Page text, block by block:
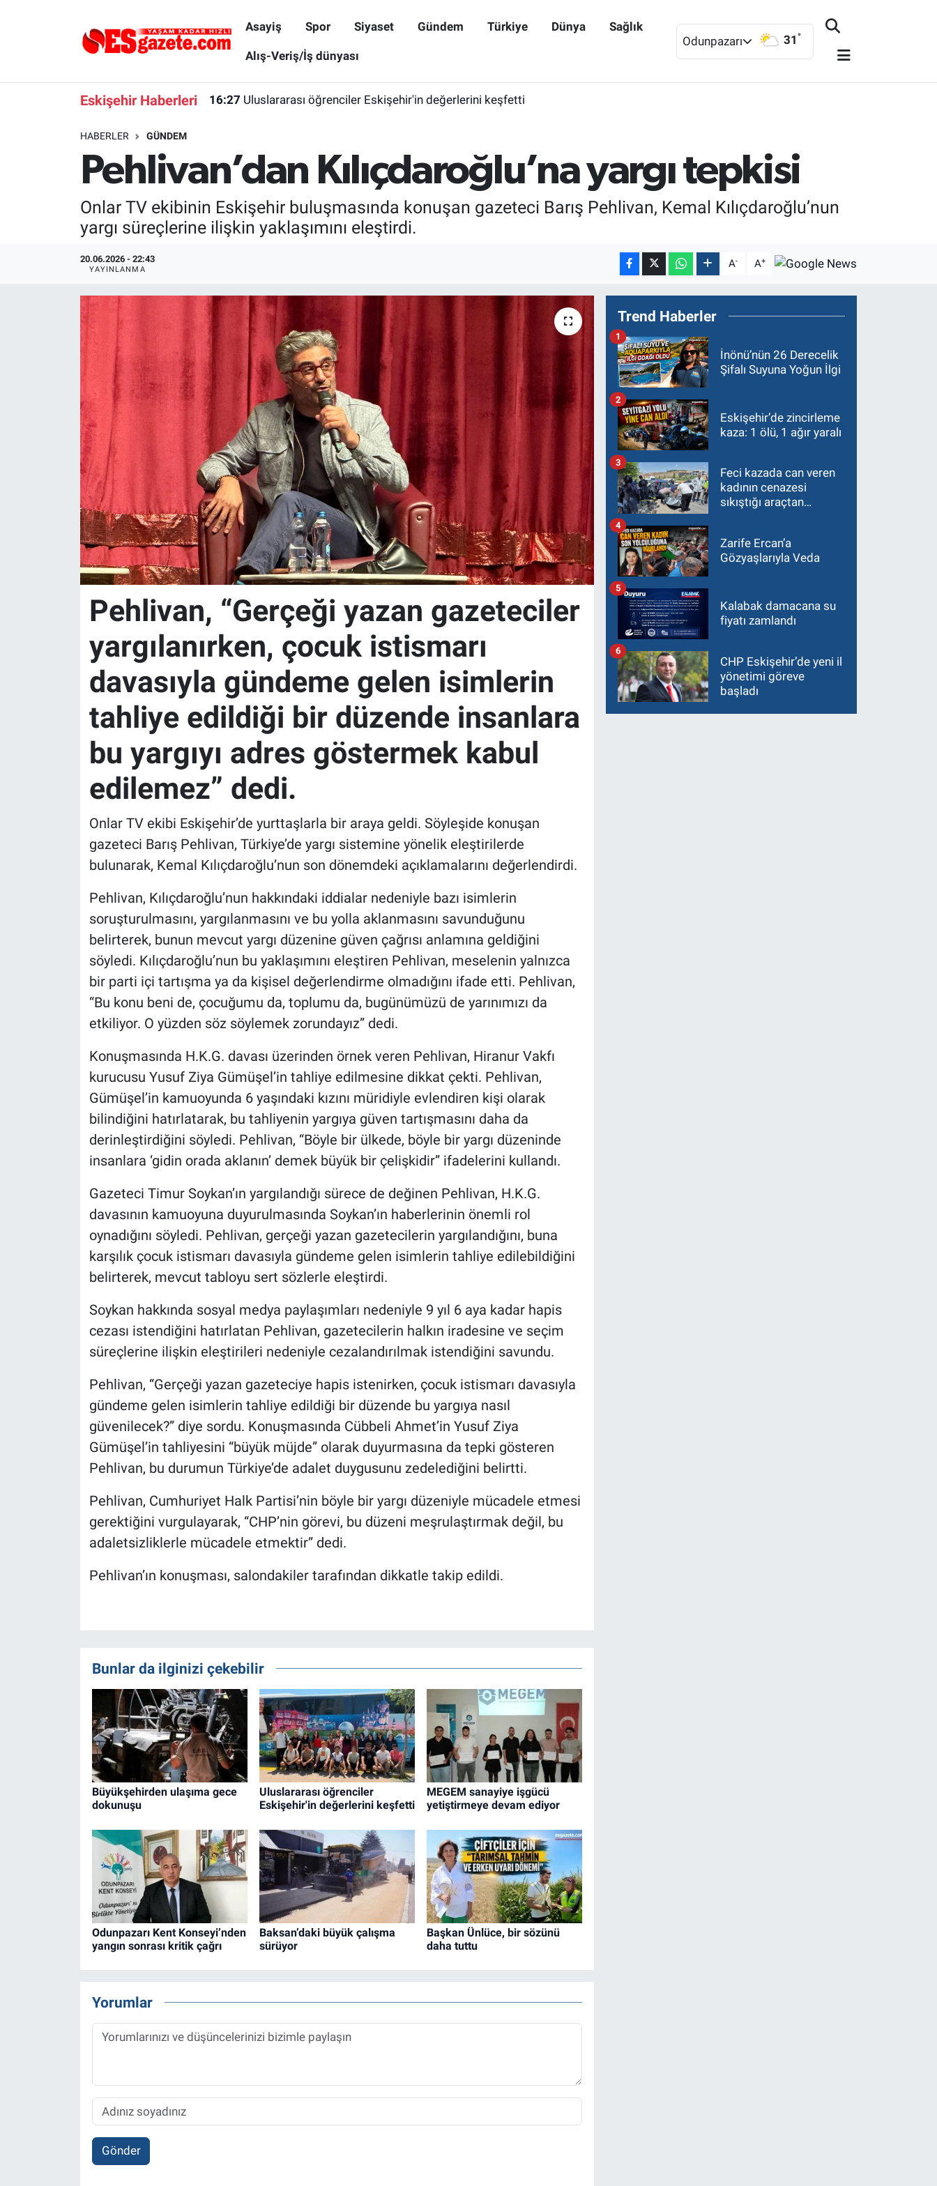
Asayiş Spor Siyaset Gündem Türkiye Dünya Sağlık
Alış-Veriş/İş dünyası
Odunpazarı 31 °
Eskişehir Haberleri 16:27 Uluslararası öğrenciler Eskişehir'in değerlerini keşfetti
HABERLER GÜNDEM
Pehlivan’dan Kılıçdaroğlu’na yargı tepkisi
Onlar TV ekibinin Eskişehir buluşmasında konuşan gazeteci Barış Pehlivan, Kemal Kılıçdaroğlu’nun
yargı süreçlerine ilişkin yaklaşımını eleştirdi.
20.06.2026 - 22:43
YAYINLANMA A- A+
Pehlivan, “Gerçeği yazan gazeteciler
yargılanırken, çocuk istismarı
davasıyla gündeme gelen isimlerin
tahliye edildiği bir düzende insanlara
bu yargıyı adres göstermek kabul
edilemez” dedi.
Onlar TV ekibi Eskişehir’de yurttaşlarla bir araya geldi. Söyleşide konuşan
gazeteci Barış Pehlivan, Türkiye’de yargı sistemine yönelik eleştirilerde
bulunarak, Kemal Kılıçdaroğlu’nun son dönemdeki açıklamalarını değerlendirdi.
Pehlivan, Kılıçdaroğlu’nun hakkındaki iddialar nedeniyle bazı isimlerin
soruşturulmasını, yargılanmasını ve bu yolla aklanmasını savunduğunu
belirterek, bunun mevcut yargı düzenine güven çağrısı anlamına geldiğini
söyledi. Kılıçdaroğlu’nun bu yaklaşımını eleştiren Pehlivan, meselenin yalnızca
bir parti içi tartışma ya da kişisel değerlendirme olmadığını ifade etti. Pehlivan,
“Bu konu beni de, çocuğumu da, toplumu da, bugünümüzü de yarınımızı da
etkiliyor. O yüzden söz söylemek zorundayız” dedi.
Konuşmasında H.K.G. davası üzerinden örnek veren Pehlivan, Hiranur Vakfı
kurucusu Yusuf Ziya Gümüşel’in tahliye edilmesine dikkat çekti. Pehlivan,
Gümüşel’in kamuoyunda 6 yaşındaki kızını müridiyle evlendiren kişi olarak
bilindiğini hatırlatarak, bu tahliyenin yargıya güven tartışmasını daha da
derinleştirdiğini söyledi. Pehlivan, “Böyle bir ülkede, böyle bir yargı düzeninde
insanlara ‘gidin orada aklanın’ demek büyük bir çelişkidir” ifadelerini kullandı.
Gazeteci Timur Soykan’ın yargılandığı sürece de değinen Pehlivan, H.K.G.
davasının kamuoyuna duyurulmasında Soykan’ın haberlerinin önemli rol
oynadığını söyledi. Pehlivan, gerçeği yazan gazetecilerin yargılandığını, buna
karşılık çocuk istismarı davasıyla gündeme gelen isimlerin tahliye edilebildiğini
belirterek, mevcut tabloyu sert sözlerle eleştirdi.
Soykan hakkında sosyal medya paylaşımları nedeniyle 9 yıl 6 aya kadar hapis
cezası istendiğini hatırlatan Pehlivan, gazetecilerin halkın iradesine ve seçim
süreçlerine ilişkin eleştirileri nedeniyle cezalandırılmak istendiğini savundu.
Pehlivan, “Gerçeği yazan gazeteciye hapis istenirken, çocuk istismarı davasıyla
gündeme gelen isimlerin tahliye edildiği bir düzende bu yargıya nasıl
güvenilecek?” diye sordu. Konuşmasında Cübbeli Ahmet’in Yusuf Ziya
Gümüşel’in tahliyesini “büyük müjde” olarak duyurmasına da tepki gösteren
Pehlivan, bu durumun Türkiye’de adalet duygusunu zedelediğini belirtti.
Pehlivan, Cumhuriyet Halk Partisi’nin böyle bir yargı düzeniyle mücadele etmesi
gerektiğini vurgulayarak, “CHP’nin görevi, bu düzeni meşrulaştırmak değil, bu
adaletsizliklerle mücadele etmektir” dedi.
Pehlivan’ın konuşması, salondakiler tarafından dikkatle takip edildi.
Bunlar da ilginizi çekebilir
Büyükşehirden ulaşıma gece
dokunuşu
Uluslararası öğrenciler
Eskişehir'in değerlerini keşfetti
MEGEM sanayiye işgücü
yetiştirmeye devam ediyor
Odunpazarı Kent Konseyi’nden
yangın sonrası kritik çağrı
Baksan’daki büyük çalışma
sürüyor
Başkan Ünlüce, bir sözünü
daha tuttu
Yorumlar
Gönder
Trend Haberler
İnönü’nün 26 Derecelik
Şifalı Suyuna Yoğun İlgi
1
Eskişehir’de zincirleme
kaza: 1 ölü, 1 ağır yaralı
2
Feci kazada can veren
kadının cenazesi
sıkıştığı araçtan
3
Zarife Ercan’a
Gözyaşlarıyla Veda
4
Kalabak damacana su
fiyatı zamlandı
5
CHP Eskişehir’de yeni il
yönetimi göreve
başladı
6
Alış-Veriş/İş dünyası
Eskişehirspor Arşivi
Röportaj
Ekonomi
Kültür Sanat
Kütahya
Magazin
Bilim ve Teknoloji
Eskişehir Nöbetçi Eczaneler
Süper Lig Puan Durumu ve Fikstür
Son Dakika Haberleri
Haber Arşivi